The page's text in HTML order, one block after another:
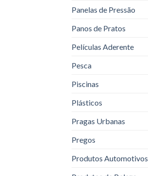
Panelas de Pressão
Panos de Pratos
Películas Aderente
Pesca
Piscinas
Plásticos
Pragas Urbanas
Pregos
Produtos Automotivos